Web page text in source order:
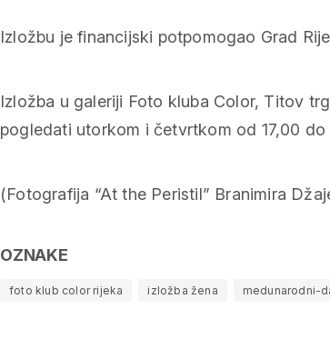
Izložbu je financijski potpomogao Grad
Izložba u galeriji Foto kluba Color, Titov
pogledati utorkom i četvrtkom od 17,00 do
(Fotografija “At the Peristil” Branimira
OZNAKE
foto klub color rijeka izložba žena medunarodni-